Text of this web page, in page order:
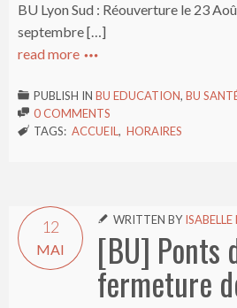
BU Lyon Sud : Réouverture le 23
septembre […]
read more 
 PUBLISH IN BU EDUCATION, BU
 0 COMMENTS
 TAGS: ACCUEIL, HORAIRES
12
MAI
 WRITTEN BY
[BU] Ponts
fermeture